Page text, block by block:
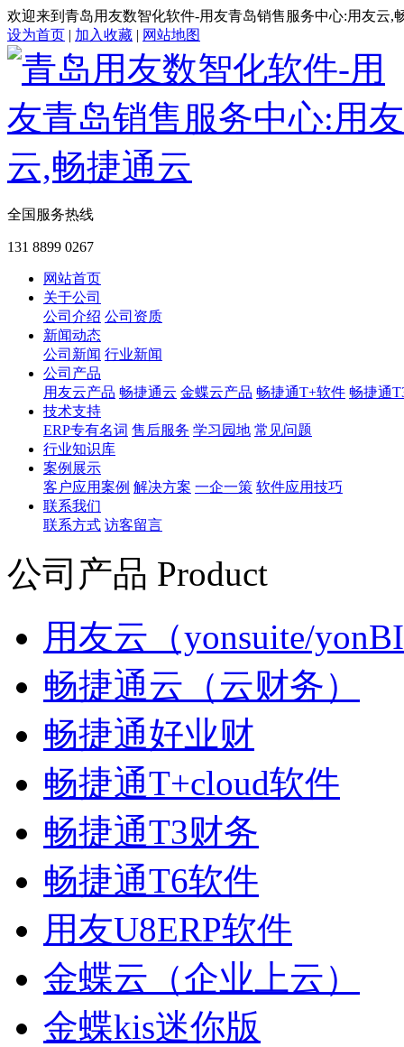
欢迎来到青岛用友数智化软件-用友青岛销售服务中心:用友云,
设为首页 | 加入收藏 | 网站地图
全国服务热线
131 8899 0267
网站首页
关于公司
公司介绍 公司资质
新闻动态
公司新闻 行业新闻
公司产品
用友云产品 畅捷通云 金蝶云产品 畅捷通T+软件 畅捷通
技术支持
ERP专有名词 售后服务 学习园地 常见问题
行业知识库
案例展示
客户应用案例 解决方案 一企一策 软件应用技巧
联系我们
联系方式 访客留言
公司产品 Product
用友云（yonsuite/
畅捷通云（云财务）
畅捷通好业财
畅捷通T+cloud软件
畅捷通T3财务
畅捷通T6软件
用友U8ERP软件
金蝶云（企业上云）
金蝶kis迷你版